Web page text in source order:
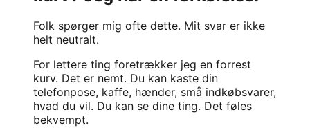
Folk spørger mig ofte dette. Mit svar er ikke
helt neutralt.
For lettere ting foretrækker jeg en forrest
kurv. Det er nemt. Du kan kaste din
telefonpose, kaffe, hænder, små indkøbsvarer,
hvad du vil. Du kan se dine ting. Det føles
bekvempt.